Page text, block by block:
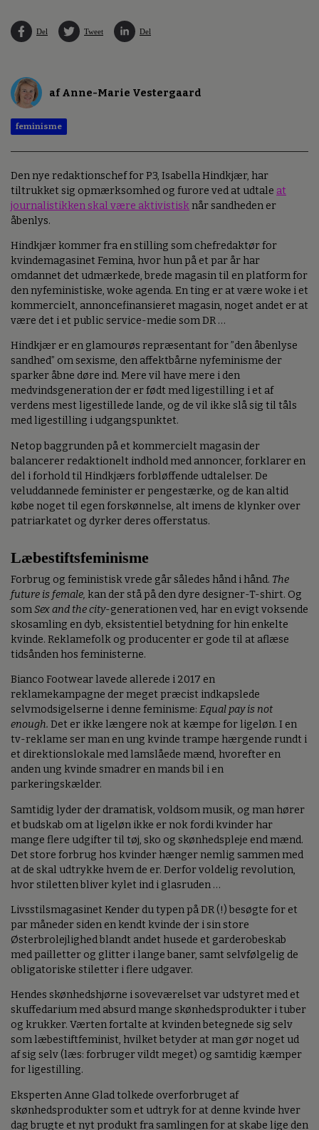
Del Tweet Del
af Anne-Marie Vestergaard
feminisme
Den nye redaktionschef for P3, Isabella Hindkjær, har
tiltrukket sig opmærksomhed og furore ved at udtale at
journalistikken skal være aktivistisknår sandheden er
åbenlys.
Hindkjær kommer fra en stilling som chefredaktør for
kvindemagasinet Femina, hvor hun på et par år har
omdannet det udmærkede, brede magasin til en platform for
den nyfeministiske, woke agenda. En ting er at være woke i et
kommercielt, annoncefinansieret magasin, noget andet er at
være det i et public service-medie som DR …
Hindkjær er en glamourøs repræsentant for ”den åbenlyse
sandhed” om sexisme, den affektbårne nyfeminisme der
sparker åbne døre ind. Mere vil have mere i den
medvindsgeneration der er født med ligestilling i et af
verdens mest ligestillede lande, og de vil ikke slå sig til tåls
med ligestilling i udgangspunktet.
Netop baggrunden på et kommercielt magasin der
balancerer redaktionelt indhold med annoncer, forklarer en
del i forhold til Hindkjærs forbløffende udtalelser. De
veluddannede feminister er pengestærke, og de kan altid
købe noget til egen forskønnelse, alt imens de klynker over
patriarkatet og dyrker deres offerstatus.
Læbestiftsfeminisme
Forbrug og feministisk vrede går således hånd i hånd. The
future is female, kan der stå på den dyre designer-T-shirt. Og
somSex and the city-generationen ved, har en evigt voksende
skosamling en dyb, eksistentiel betydning for hin enkelte
kvinde. Reklamefolk og producenter er gode til at aflæse
tidsånden hos feministerne.
Bianco Footwear lavede allerede i 2017 en
reklamekampagne der meget præcist indkapslede
selvmodsigelserne i denne feminisme: Equal pay is not
enough. Det er ikke længere nok at kæmpe for ligeløn. I en
tv-reklame ser man en ung kvinde trampe hærgende rundt i
et direktionslokale med lamslåede mænd, hvorefter en
anden ung kvinde smadrer en mands bil i en
parkeringskælder.
Samtidig lyder der dramatisk, voldsom musik, og man hører
et budskab om at ligeløn ikke er nok fordi kvinder har
mange flere udgifter til tøj, sko og skønhedspleje end mænd.
Det store forbrug hos kvinder hænger nemlig sammen med
at de skal udtrykke hvem de er. Derfor voldelig revolution,
hvor stiletten bliver kylet ind i glasruden …
Livsstilsmagasinet Kender du typen på DR (!) besøgte for et
par måneder siden en kendt kvinde der i sin store
Østerbrolejlighed blandt andet husede et garderobeskab
med pailletter og glitter i lange baner, samt selvfølgelig de
obligatoriske stiletter i flere udgaver.
Hendes skønhedshjørne i soveværelset var udstyret med et
skuffedarium med absurd mange skønhedsprodukter i tuber
og krukker. Værten fortalte at kvinden betegnede sig selv
som læbestiftfeminist, hvilket betyder at man gør noget ud
af sig selv (læs: forbruger vildt meget) og samtidig kæmper
for ligestilling.
Eksperten Anne Glad tolkede overforbruget af
skønhedsprodukter som et udtryk for at denne kvinde hver
dag brugte et nyt produkt fra samlingen for at skabe lige den